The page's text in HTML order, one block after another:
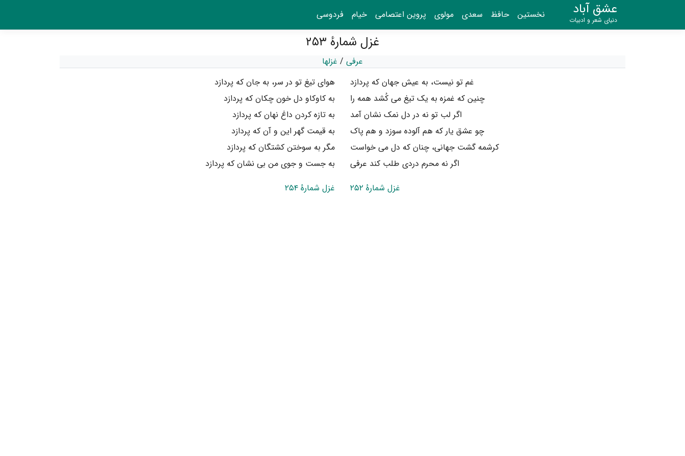
عشق آباد
دنیای شعر و ادبیات نخستین حافظ سعدی مولوی پروین اعتصامی خیام فردوسی
غزل شمارهٔ ۲۵۳
عرفی / غزلها
غم تو نیست، به عیش جهان که پردازد
هوای تیغ تو در سر، به جان که پردازد
چنین که غمزه به یک تیغ می کُشد همه را
به کاوکاو دل خون چکان که پردازد
اگر لب تو نه در دل نمک نشان آمد
به تازه کردن داغ نهان که پردازد
چو عشق یار که هم آلوده سوزد و هم پاک
به قیمت گهر این و آن که پردازد
کرشمه گشت جهانی، چنان که دل می خواست
مگر به سوختن کشتگان که پردازد
اگر نه محرم دردی طلب کند عرفی
به جست و جوی من بی نشان که پردازد
غزل شمارهٔ ۲۵۲
غزل شمارهٔ ۲۵۴